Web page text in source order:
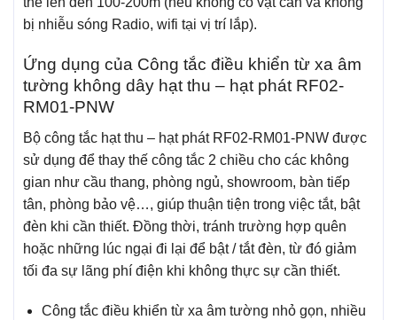
bị nhiễu sóng Radio, wifi tại vị trí lắp).
Ứng dụng của Công tắc điều khiển từ xa âm
tường không dây hạt thu – hạt phát RF02-
RM01-PNW
Bộ công tắc hạt thu – hạt phát RF02-RM01-PNW được
sử dụng để thay thế công tắc 2 chiều cho các không
gian như cầu thang, phòng ngủ, showroom, bàn tiếp
tân, phòng bảo vệ…, giúp thuận tiện trong việc tắt, bật
đèn khi cần thiết. Đồng thời, tránh trường hợp quên
hoặc những lúc ngại đi lại để bật / tắt đèn, từ đó giảm
tối đa sự lãng phí điện khi không thực sự cần thiết.
Công tắc điều khiển từ xa âm tường nhỏ gọn, nhiều